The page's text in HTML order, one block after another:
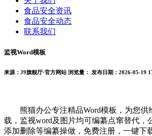
食品安全资讯
食品安全动态
联系我们
监视Word模板
来源：J9旗舰厅·官方网站 浏览量： 发布日期：2026-05-19
熊猫办公专注精品Word模板，为您供
载，监视word及图片均可编纂点窜替代，
添加删除等编纂操做，免费注册，一键下